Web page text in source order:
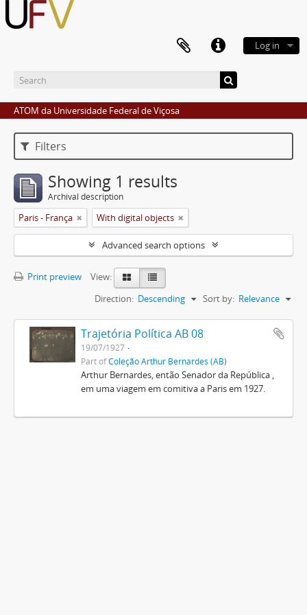
Log in
ATOM da Universidade Federal de Viçosa
Filters
Showing 1 results
Archival description
Paris - França With digital objects
Advanced search options
Print preview
View:
Sort by: Relevance
Direction: Descending
Trajetória Política AB 08
19/07/1927
Part ofColeção Arthur Bernardes (AB)
Arthur Bernardes, então Senador da República ,
em uma viagem em comitiva a Paris em 1927.